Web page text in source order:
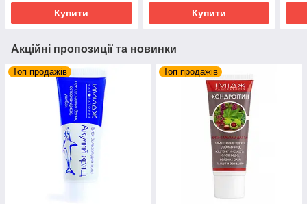
Купити Купити
Акційні пропозиції та новинки
Топ продажів Топ продажів